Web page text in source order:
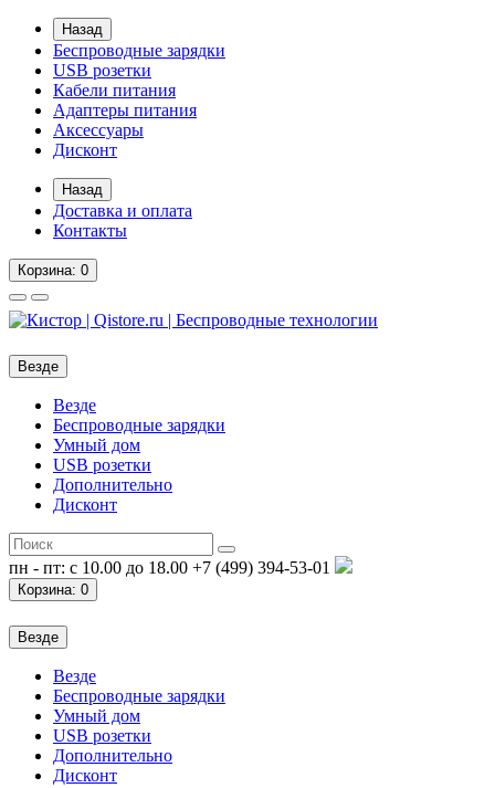
Назад
Беспроводные зарядки
USB розетки
Кабели питания
Адаптеры питания
Аксессуары
Дисконт
Назад
Доставка и оплата
Контакты
Корзина: 0
Везде
Везде
Беспроводные зарядки
Умный дом
USB розетки
Дополнительно
Дисконт
пн - пт: с 10.00 до 18.00 +7 (499) 394-53-01
Корзина: 0
Везде
Везде
Беспроводные зарядки
Умный дом
USB розетки
Дополнительно
Дисконт